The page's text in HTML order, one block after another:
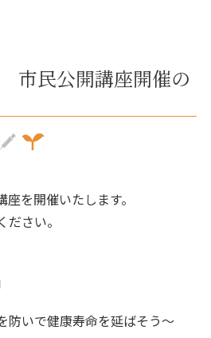
市民公開講座開催の
を開催いたします。
さい。
防いで健康寿命を延ばそう～